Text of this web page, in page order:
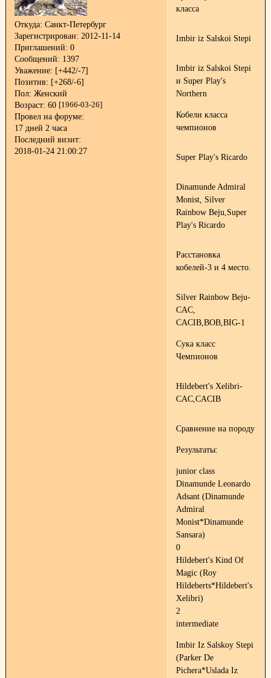
Откуда: Санкт-Петербург
Зарегистрирован: 2012-11-14
Приглашений: 0
Сообщений: 1397
Уважение: [+442/-7]
Позитив: [+268/-6]
Пол: Женский
Возраст: 60 [1966-03-26]
Провел на форуме:
17 дней 2 часа
Последний визит:
2018-01-24 21:00:27
класса
Imbir iz Salskoi Stepi
Imbir iz Salskoi Stepi
и Super Play's
Northern
Кобели класса
чемпионов
Super Play's Ricardo
Dinamunde Admiral
Monist, Silver
Rainbow Beju,Super
Play's Ricardo
Расстановка
кобелей-3 и 4 место.
Silver Rainbow Beju-
CAC,
CACIB,BOB,BIG-1
Сука класс
Чемпионов
Hildebert's Xelibri-
CAC,CACIB
Сравнение на породу
Результаты:
junior class
Dinamunde Leonardo
Adsant (Dinamunde
Admiral
Monist*Dinamunde
Sansara)
0
Hildebert's Kind Of
Magic (Roy
Hildeberts*Hildebert's
Xelibri)
2
intermediate
Imbir Iz Salskoy Stepi
(Parker De
Pichera*Uslada Iz